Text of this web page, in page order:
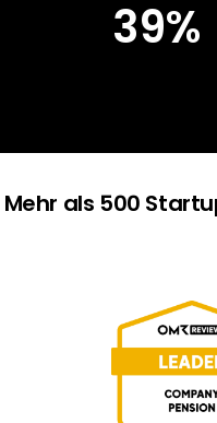
39%
Mehr als 500